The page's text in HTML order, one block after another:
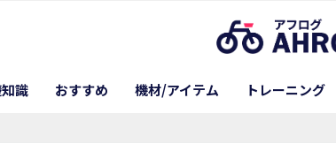
識 おすすめ 機材/アイテム トレーニング